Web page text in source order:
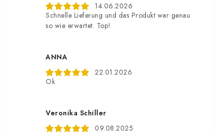
14.06.2026
Schnelle Lieferung und das Produkt war genau
so wie erwartet. Top!
ANNA
22.01.2026
Ok
Veronika Schiller
09.08.2025